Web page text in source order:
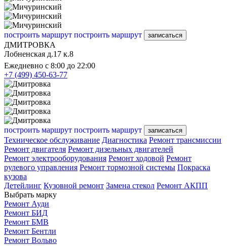
построить маршрут построить маршрут записаться
ДМИТРОВКА
Лобненская д.17 к.8
Ежедневно с 8:00 до 22:00
+7 (499) 450-63-77
построить маршрут построить маршрут записаться
Техническое обслуживание Диагностика Ремонт трансмиссии
Ремонт двигателя Ремонт дизельных двигателей
Ремонт электрооборудования Ремонт ходовой Ремонт
рулевого управления Ремонт тормозной системы Покраска
кузова
Детейлинг Кузовной ремонт Замена стекол Ремонт АКПП
Выбрать марку
Ремонт Ауди
Ремонт БИД
Ремонт БМВ
Ремонт Бентли
Ремонт Вольво